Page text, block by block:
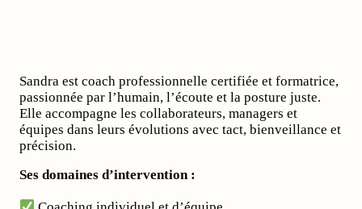
Sandra est coach professionnelle certifiée et formatrice,
passionnée par l’humain, l’écoute et la posture juste.
Elle accompagne les collaborateurs, managers et
équipes dans leurs évolutions avec tact, bienveillance et
précision.
Ses domaines d’intervention :